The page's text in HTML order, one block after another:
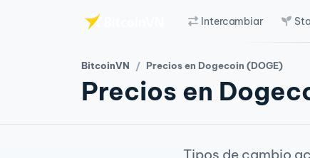
Intercambiar
BitcoinVN Precios en Dogecoin (DOGE)
Precios en